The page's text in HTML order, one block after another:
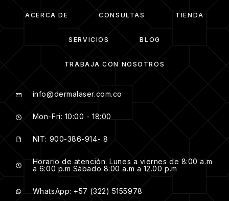
ACERCA DE CONSULTAS TIENDA
SERVICIOS BLOG
TRABAJA CON NOSOTROS
info@dermalaser.com.co
Mon-Fri: 10:00 - 18:00
NIT: 900-386-914- 8
Horario de atención: Lunes a viernes de 8:00 a.m
a 6:00 p.m Sábado 8:00 a.m a 12.00 p.m
WhatsApp: +57 (322) 5155978